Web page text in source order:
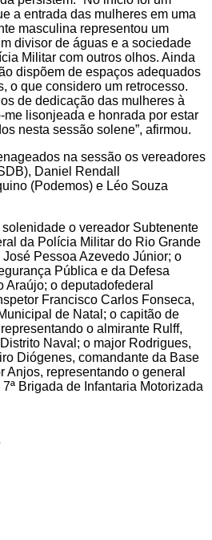
a entrada das mulheres em uma
masculina representou um
divisor de águas e a sociedade
Militar com outros olhos. Ainda
dispõem de espaços adequados
o que considero um retrocesso.
de dedicação das mulheres à
lisonjeada e honrada por estar
nesta sessão solene”, afirmou.
na sessão os vereadores
Daniel Rendall
(Podemos) e Léo Souza
o vereador Subtenente
da Polícia Militar do Rio Grande
Pessoa Azevedo Júnior; o
Pública e da Defesa
o deputadofederal
Francisco Carlos Fonseca,
de Natal; o capitão de
o almirante Rulff,
Naval; o major Rodrigues,
Diógenes, comandante da Base
Anjos, representando o general
Brigada de Infantaria Motorizada